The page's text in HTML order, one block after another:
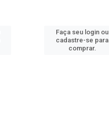
Faça seu login ou
cadastre-se para
comprar.